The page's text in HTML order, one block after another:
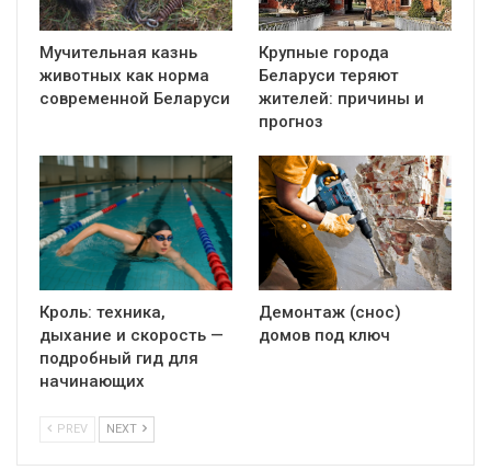
Мучительная казнь
животных как норма
современной Беларуси
Крупные города
Беларуси теряют
жителей: причины и
прогноз
Кроль: техника,
дыхание и скорость —
подробный гид для
начинающих
Демонтаж (снос)
домов под ключ
PREV NEXT